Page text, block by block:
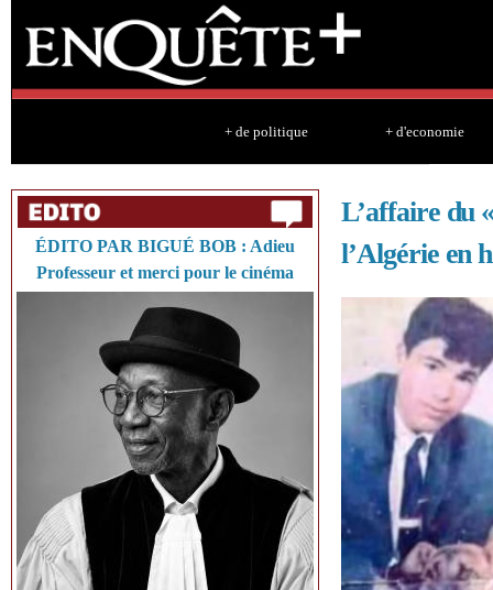
+ de politique + d'economie
ÉDITO PAR BIGUÉ BOB : Adieu
Professeur et merci pour le cinéma
L’affaire du
l’Algérie en